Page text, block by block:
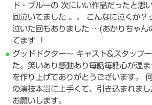
ド・ブルーの 次にいい作品だったと思
回泣いてました 。。 こんなに泣くか？
泣いた回もありました …(あかりちゃ
てます ！
グッドドクター～ キャスト&スタッフ
た。笑いあり感動あり毎話毎話心が温
を作り上げてありがとうございます。
の演技本当に上手くて、引き込まれま
お願いします。